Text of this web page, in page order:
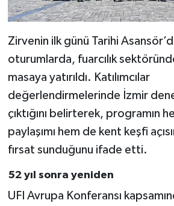
Zirvenin ilk günü Tarihi
oturumlarda, fuarcılık
masaya yatırıldı. Katılımcılar
değerlendirmelerinde İzmir
çıktığını belirterek, programın
paylaşımı hem de kent keşfi
fırsat sunduğunu ifade etti.
52 yıl sonra yeniden
UFI Avrupa Konferansı